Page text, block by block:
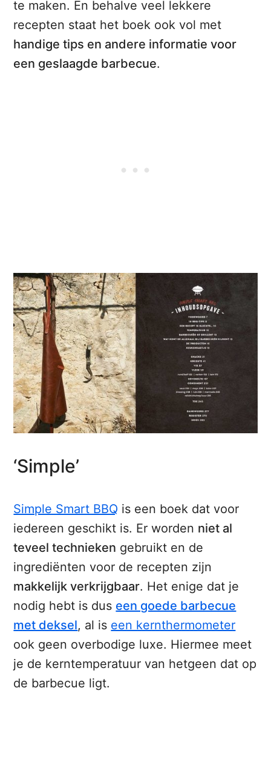
te maken. En behalve veel lekkere
recepten staat het boek ook vol met
handige tips en andere informatie voor
een geslaagde barbecue.
‘Simple’
Simple Smart BBQ is een boek dat voor
iedereen geschikt is. Er worden niet al
teveel technieken gebruikt en de
ingrediënten voor de recepten zijn
makkelijk verkrijgbaar. Het enige dat je
nodig hebt is dus een goede barbecue
met deksel, al is een kernthermometer
ook geen overbodige luxe. Hiermee meet
je de kerntemperatuur van hetgeen dat op
de barbecue ligt.